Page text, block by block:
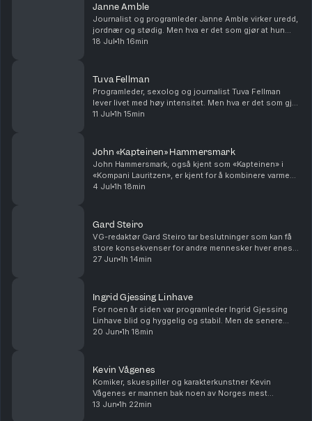
Janne Amble
Journalist og programleder Janne Amble virker uredd,
jordnær og stødig. Men hva er det som gjør at hun
holder hodet kaldt når andre mister fatningen? Har du
18 Jul 1h 16min
Tuva Fellman
Programleder, sexolog og journalist Tuva Fellman
lever livet med høy intensitet. Men hva er det som gjør
at hun stadig søker nye opplevelser, tar store sjanser
11 Jul 1h 15min
John «Kapteinen» Hammersmark
John Hammersmark, også kjent som «Kapteinen» i
«Kompani Lauritzen», er kjent for å kombinere varme
og omsorg med tydelige krav og disiplin. Men hvordan
4 Jul 1h 18min
Gard Steiro
VG-redaktør Gard Steiro tar beslutninger som kan få
store konsekvenser for andre mennesker hver eneste
dag. Men hvordan er det å leve med ansvaret? Har du
27 Jun 1h 14min
Ingrid Gjessing Linhave
For noen år siden var programleder Ingrid Gjessing
Linhave blid og hyggelig og stabil. Men de senere
årene har det dukket opp flere og litt mørkere sider.
20 Jun 1h 18min
Kevin Vågenes
Komiker, skuespiller og karakterkunstner Kevin
Vågenes er mannen bak noen av Norges mest
minneverdige figurer. Men hva skjuler seg bak alle
13 Jun 1h 22min